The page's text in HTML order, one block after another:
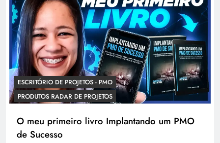
ESCRITÓRIO DE PROJETOS - PMO
PRODUTOS RADAR DE PROJETOS
O meu primeiro livro Implantando um PMO
de Sucesso